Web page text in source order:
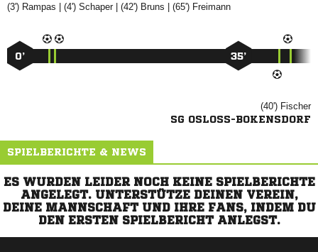
(3')  | (4') | (42')  | (65') 
0’ 35’
(40') 
SG OSLOSS-BOKENSDORF
SPIELBERICHTE & NEWS
ES WURDEN LEIDER NOCH KEINE SPIELBERICHTE
ANGELEGT. UNTERSTÜTZE DEINEN VEREIN,
DEINE MANNSCHAFT UND IHRE FANS, INDEM DU
DEN ERSTEN SPIELBERICHT ANLEGST.